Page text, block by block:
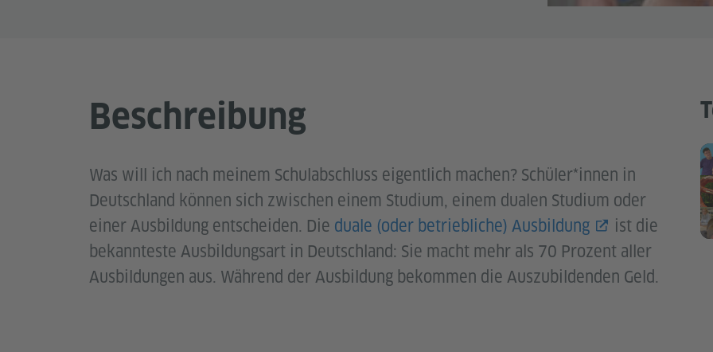
Beschreibung
Was will ich nach meinem Schulabschluss eigentlich machen? Schüler*innen in
Deutschland können sich zwischen einem Studium, einem dualen Studium oder
einer Ausbildung entscheiden. Die duale (oder betriebliche) Ausbildung
ist die
bekannteste Ausbildungsart in Deutschland: Sie macht mehr als 70 Prozent aller
Ausbildungen aus. Während der Ausbildung bekommen die Auszubildenden Geld.